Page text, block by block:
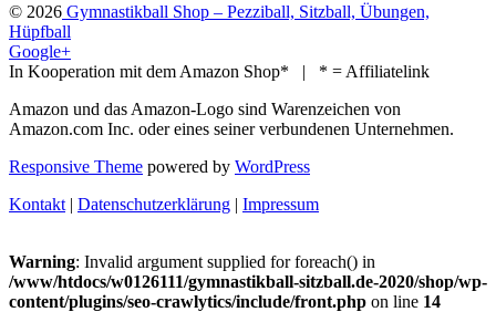
© 2026 Gymnastikball Shop – Pezziball, Sitzball, Übungen,
Hüpfball
Google+
In Kooperation mit dem Amazon Shop* | * = Affiliatelink
Amazon und das Amazon-Logo sind Warenzeichen von
Amazon.com Inc. oder eines seiner verbundenen Unternehmen.
Responsive Theme powered by WordPress
Kontakt | Datenschutzerklärung | Impressum
Warning: Invalid argument supplied for foreach() in
/www/htdocs/w0126111/gymnastikball-sitzball.de-2020/shop/wp-
content/plugins/seo-crawlytics/include/front.php on line 14